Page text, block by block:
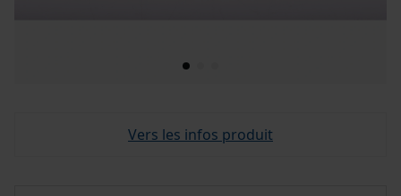
Vers les infos produit